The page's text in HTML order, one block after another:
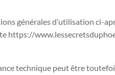
générales d’utilisation ci-
https://
technique peut être